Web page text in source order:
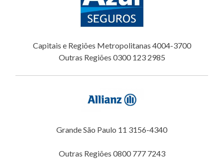
Capitais e Regiões Metropolitanas 4004-3700
Outras Regiões 0300 123 2985
Grande São Paulo 11 3156-4340
Outras Regiões 0800 777 7243